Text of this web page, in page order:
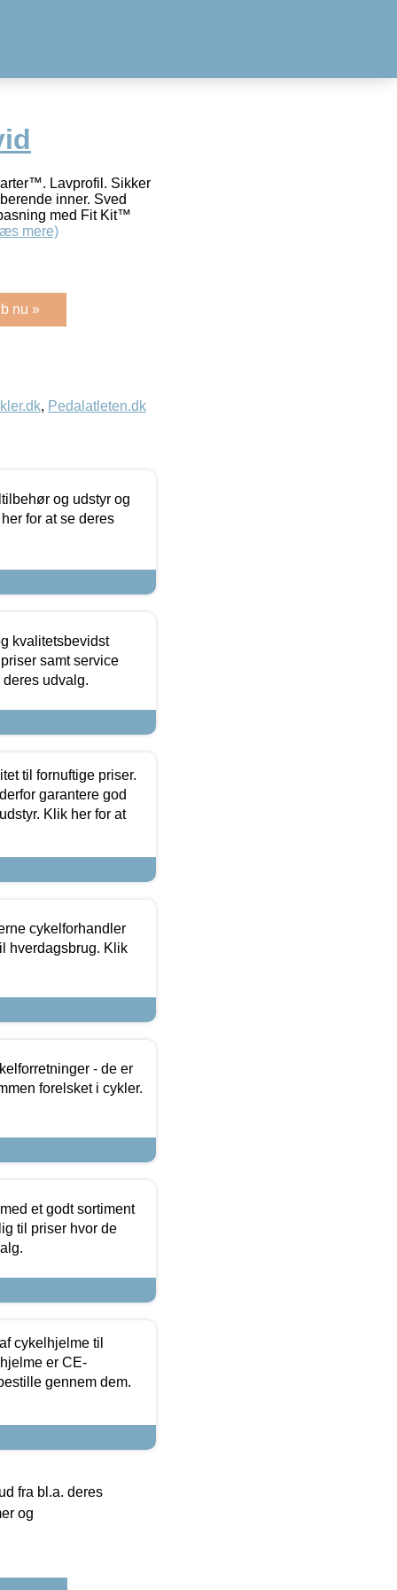
Lavprofil. Sikker
inner. Sved
med Fit Kit™
mere)
nu »
, Pedalatleten.dk
og udstyr og
for at se deres
kvalitetsbevidst
samt service
udvalg.
til fornuftige priser.
garantere god
Klik her for at
cykelforhandler
hverdagsbrug. Klik
- de er
forelsket i cykler.
et godt sortiment
til priser hvor de
cykelhjelme til
er CE-
gennem dem.
fra bl.a. deres
og